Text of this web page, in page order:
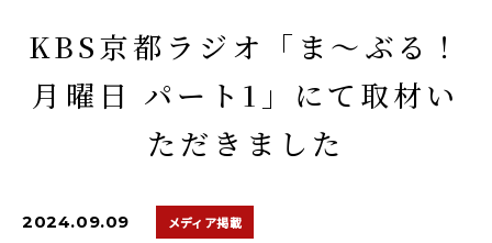
KBS京都ラジオ「ま～ぶる！
月曜日 パート1」にて取材い
ただきました
2024.09.09 メディア掲載